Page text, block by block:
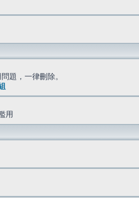
題，一律刪除。
用